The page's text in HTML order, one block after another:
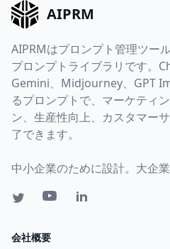
AIPRM
AIPRMはプロンプト管理ツー
プロンプトライブラリです。
Gemini、Midjourney、GPT
るプロンプトで、マーケティ
ン、生産性向上、カスタマー
了できます。
中小企業のために設計。大企
会社概要